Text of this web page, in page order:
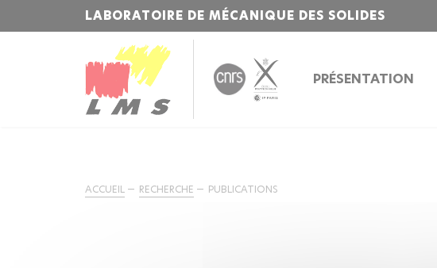
LABORATOIRE DE MÉCANIQUE DES SOLIDES
PRÉSENTATION
ACCUEIL RECHERCHE PUBLICATIONS